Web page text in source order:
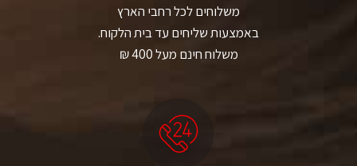
משלוחים לכל רחבי הארץ
באמצעות שליחים עד בית הלקוח.
משלוח חינם מעל 400 ₪